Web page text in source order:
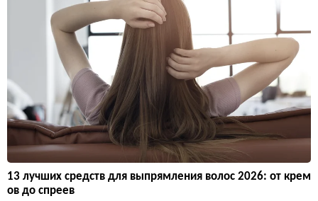
13 лучших средств для выпрямления волос 2026: от крем
ов до спреев